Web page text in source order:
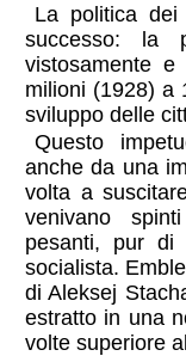
La politica dei
successo: la
vistosamente
milioni (1928) a
sviluppo delle
Questo
anche da una
volta a
venivano
pesanti, pur di
socialista.
di Aleksej
estratto in una
volte superiore